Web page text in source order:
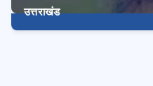
उत्तराखंड